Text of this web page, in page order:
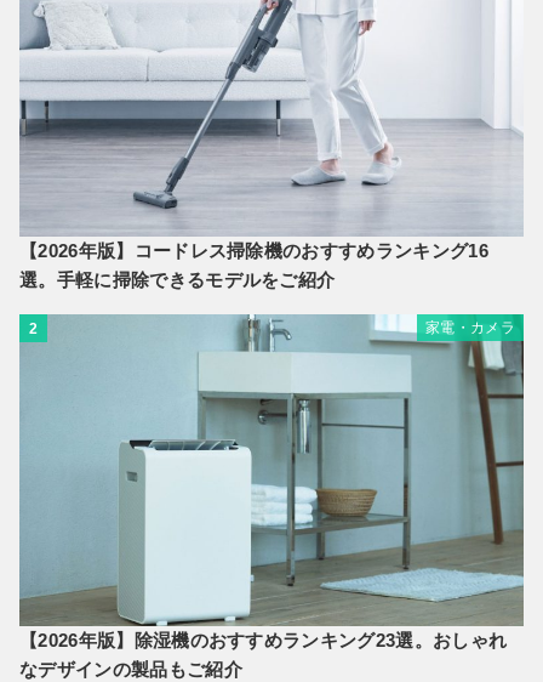
【2026年版】コードレス掃除機のおすすめランキング16
選。手軽に掃除できるモデルをご紹介
2 家電・カメラ
【2026年版】除湿機のおすすめランキング23選。おしゃれ
なデザインの製品もご紹介